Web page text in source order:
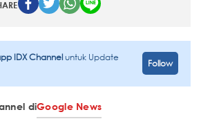
IDX Channeluntuk Update
Follow
diGoogle News